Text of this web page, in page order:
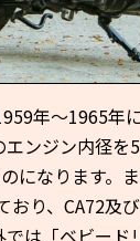
年〜1965年
ンジン内径
になります。
おり、CA72及